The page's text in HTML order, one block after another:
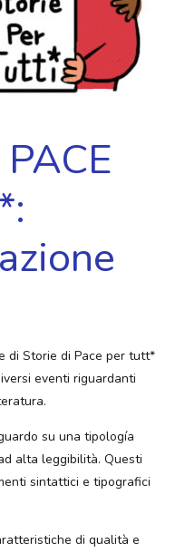
di Storie di Pace per tutt*
eventi riguardanti
su una tipología
alta leggibilità. Questi
sintattici e tipografici
di qualità e